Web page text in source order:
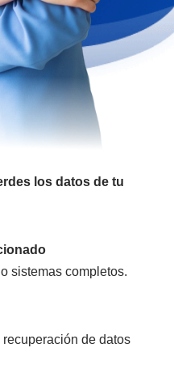
los datos de tu
sistemas completos.
de datos